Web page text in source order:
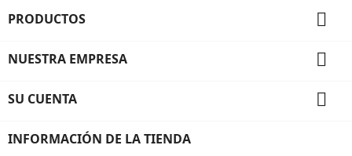
PRODUCTOS 
NUESTRA EMPRESA 
SU CUENTA 
INFORMACIÓN DE LA TIENDA